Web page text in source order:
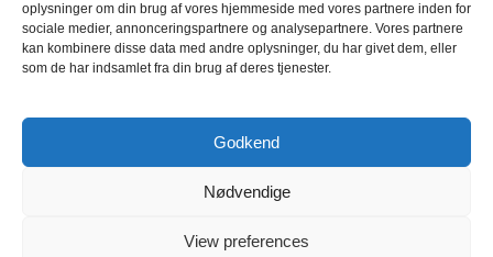
oplysninger om din brug af vores hjemmeside med vores partnere inden for
sociale medier, annonceringspartnere og analysepartnere. Vores partnere
kan kombinere disse data med andre oplysninger, du har givet dem, eller
som de har indsamlet fra din brug af deres tjenester.
Godkend
Nødvendige
View preferences
Skovlunde
Slagelse Slangerup Smørum
Smørumnedre
Sofiendal
Søften Solbjerg Solrød
Solrød Strand
Sønderborg
Søndersø Sorø Starup Stege
Stenløse
Stilling Stoholm
Sunds
Sydhavnen Taastrup
Taulov
Them Thisted Thurø By Tilst Tinglev
Tjæreborg
Tørring Trige
Vestbjerg Vester Hassing